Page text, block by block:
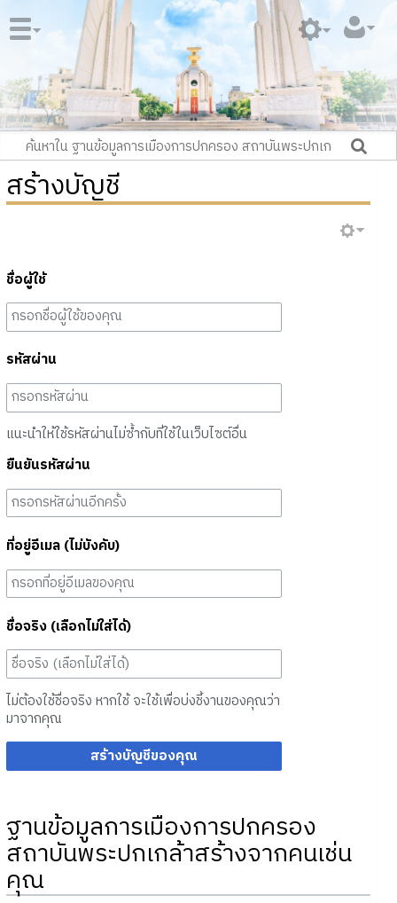
สร้างบัญชี
ชื่อผู้ใช้
รหัสผ่าน
แนะนำให้ใช้รหัสผ่านไม่ซ้ำกับที่ใช้ในเว็บไซต์อื่น
ยืนยันรหัสผ่าน
ที่อยู่อีเมล (ไม่บังคับ)
ชื่อจริง (เลือกไม่ใส่ได้)
ไม่ต้องใช้ชื่อจริง หากใช้ จะใช้เพื่อบ่งชี้งานของคุณว่า
มาจากคุณ
สร้างบัญชีของคุณ
ฐานข้อมูลการเมืองการปกครอง
สถาบันพระปกเกล้าสร้างจากคนเช่น
คุณ